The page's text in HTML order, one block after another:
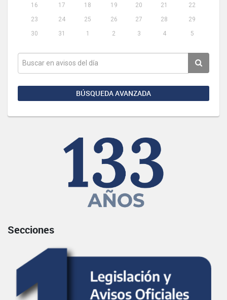
16
17 18 19 20 21
22
23
24 25 26 27 28
29
30
31 1 2 3 4 5
BÚSQUEDA AVANZADA
Secciones